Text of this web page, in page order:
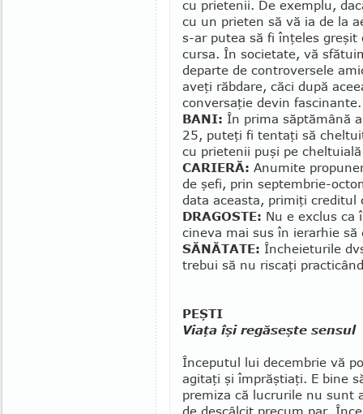
cu prietenii. De exemplu,
cu un prieten să vă ia de la
s-ar putea să fi înţeles greşit
cursa. În so­cie­tate, vă
departe de contro­ver­­sele
aveţi răb­­dare, căci după
conversaţie devin fascinante.
BANI: În prima săptămână
25, puteţi fi tentaţi să
cu prietenii puşi pe
CARIERĂ: Anumite
de şefi, prin sep­tembrie-
data aceasta, primiţi creditul
DRAGOSTE: Nu e exclus ca
cineva mai sus în ierarhie
SĂNĂTATE: Încheieturile
trebui să nu riscaţi
PEŞTI
Viaţa îşi regăseşte sensul
Începutul lui decembrie vă
agitaţi şi îm­prăş­tiaţi. E bine
pre­miza că lucrurile nu sunt
de descâlcit precum par.